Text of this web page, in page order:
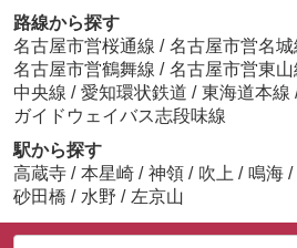
路線から探す
名古屋市営桜通線 / 名古屋市営名城
名古屋市営鶴舞線 / 名古屋市営東山
中央線 / 愛知環状鉄道 / 東海道本線
ガイドウェイバス志段味線
駅から探す
高蔵寺 / 本星崎 / 神領 / 吹上 / 鳴海 /
砂田橋 / 水野 / 左京山